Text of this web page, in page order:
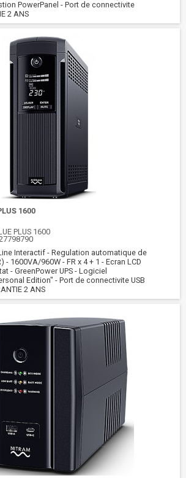
PowerPanel - Port de connectivite
2 ANS
1600
PLUS 1600
Interactif - Regulation automatique de
- 1600VA/960W - FR x 4 + 1 - Ecran LCD
- GreenPower UPS - Logiciel
Edition" - Port de connectivite USB
2 ANS